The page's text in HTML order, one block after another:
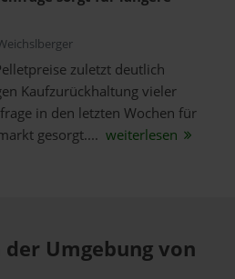
zuletzt deutlich
Kaufzurückhaltung vieler
in den letzten Wochen für
gesorgt.... weiterlesen
Umgebung von